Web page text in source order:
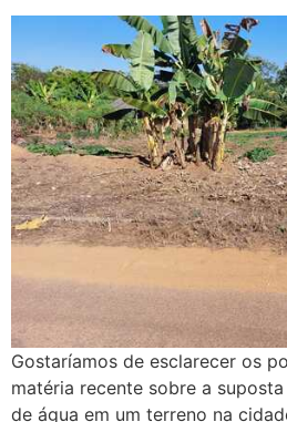
Gostaríamos de esclarecer os
matéria recente sobre a
de água em um terreno na